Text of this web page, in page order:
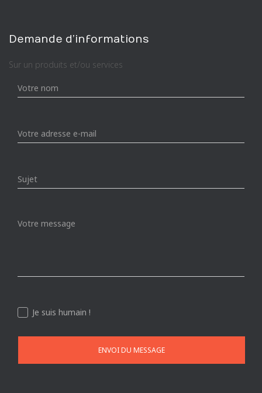
:Demande d’informations
Sur un produits et/ou services
Je suis humain !
ENVOI DU MESSAGE